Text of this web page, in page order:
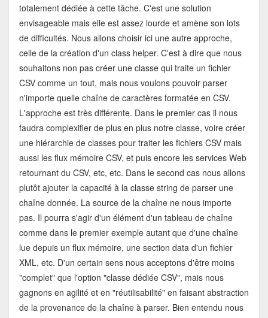
totalement dédiée à cette tâche. C'est une solution
envisageable mais elle est assez lourde et amène son lots
de difficultés. Nous allons choisir ici une autre approche,
celle de la création d'un class helper. C'est à dire que nous
souhaitons non pas créer une classe qui traite un fichier
CSV comme un tout, mais nous voulons pouvoir parser
n'importe quelle chaîne de caractères formatée en CSV.
L'approche est très différente. Dans le premier cas il nous
faudra complexifier de plus en plus notre classe, voire créer
une hiérarchie de classes pour traiter les fichiers CSV mais
aussi les flux mémoire CSV, et puis encore les services Web
retournant du CSV, etc, etc. Dans le second cas nous allons
plutôt ajouter la capacité à la classe string de parser une
chaîne donnée. La source de la chaîne ne nous importe
pas. Il pourra s'agir d'un élément d'un tableau de chaîne
comme dans le premier exemple autant que d'une chaîne
lue depuis un flux mémoire, une section data d'un fichier
XML, etc. D'un certain sens nous acceptons d'être moins
"complet" que l'option "classe dédiée CSV", mais nous
gagnons en agilité et en "réutilisabilité" en faisant abstraction
de la provenance de la chaîne à parser. Bien entendu nous